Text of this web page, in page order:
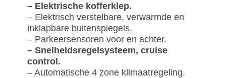
– Elektrische kofferklep.
– Elektrisch verstelbare, verwarmde en
inklapbare buitenspiegels.
– Parkeersensoren voor en achter.
– Snelheidsregelsysteem, cruise
control.
– Automatische 4 zone klimaatregeling.